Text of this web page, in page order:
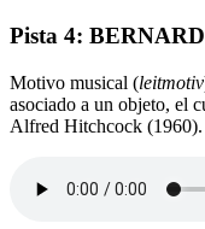
Pista 4:
Motivo musical (leitmotiv
asociado a un objeto, el
Alfred Hitchcock (1960).